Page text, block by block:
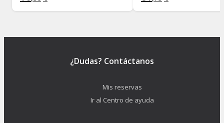
¿Dudas? Contáctanos
Mis reservas
Ir al Centro de ayuda